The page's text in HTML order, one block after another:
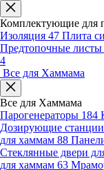
Комплектующие для
Изоляция 47 Плита
Предтопочные листы
4
Все для Хаммама
Все для Хаммама
Парогенераторы 184
Дозирующие
для хаммам 88
Стеклянные двери
для хаммам 63